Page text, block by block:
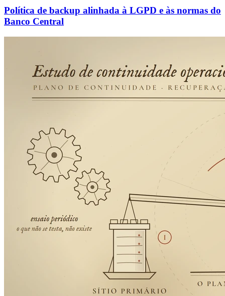
Política de backup alinhada à LGPD e às normas do
Banco Central